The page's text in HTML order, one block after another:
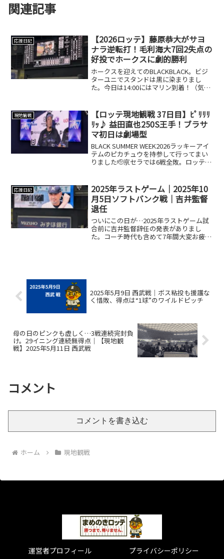
関連記事
応援日記
【2026ロッテ】藤原恭大がサヨ
ナラ逆転打！毛利海大7回2失点の
好投でホークスに劇的勝利
ホークスを迎えてのBLACKBLACK。ビジ
ターユニでスタンドは黒に染まりまし
た。今日は14:00にはマリン到着！（気に
のOA席で観戦。イベントも楽しめて、ラ
イトスタン...
現地観戦
【ロッテ現地観戦 37日目】ﾋﾟﾘﾘﾘ
ﾘｯ♪ 益田直也250S王手！ブラサ
マ初日は劇場型
BLACK SUMMER WEEK2026ラッキーアイ
テムのピカチュウを持参して行ってまい
りました🫡京セラでは6戦全敗。ロッテに
な気持ちでしょう。対オリックス、マリ
ンで...
応援日記
2025年ラストゲーム｜2025年10
月5日ソフトバンク戦｜吉井監督
退任
ついにこの日が…2025年ラストゲーム試
合前に吉井監督辞任の発表がありまし
た。コーチ時代も含めて7年間大変お疲れ
2025年5月9日 西武戦｜ボス粘投も援護な
く惜敗、得点は“1球”のワイルドピッチ
母の日のピンクも虚しく…3戦連続完封負
け。29イニング連続無得点｜【現地観
戦】2025年5月11日 西武戦
コメント
コメントを書き込む
ホーム 現地観戦
運営者プロフィール
プライバシーポリシー